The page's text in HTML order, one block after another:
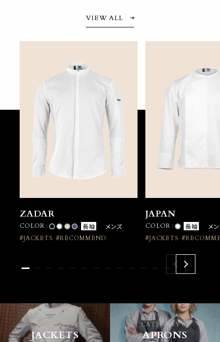
VIEW ALL
ZADAR
COLOR : 長袖 メンズ
#JACKETS #RECOMMEND
JAPAN
COLOR : 長袖 メ
#JACKETS
CATEGORY 01
JACKETS
CATEGORY 03
APRONS